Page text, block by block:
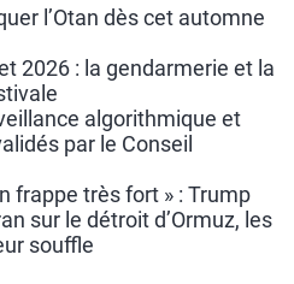
l’Otan dès cet automne
2026 : la gendarmerie et la
algorithmique et
par le Conseil
frappe très fort » : Trump
sur le détroit d’Ormuz, les
souffle